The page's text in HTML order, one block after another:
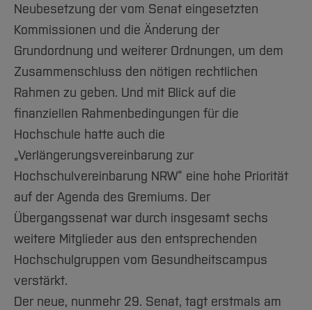
Neubesetzung der vom Senat eingesetzten
Kommissionen und die Änderung der
Grundordnung und weiterer Ordnungen, um dem
Zusammenschluss den nötigen rechtlichen
Rahmen zu geben. Und mit Blick auf die
finanziellen Rahmenbedingungen für die
Hochschule hatte auch die
„Verlängerungsvereinbarung zur
Hochschulvereinbarung NRW“ eine hohe Priorität
auf der Agenda des Gremiums. Der
Übergangssenat war durch insgesamt sechs
weitere Mitglieder aus den entsprechenden
Hochschulgruppen vom Gesundheitscampus
verstärkt.
Der neue, nunmehr 29. Senat, tagt erstmals am